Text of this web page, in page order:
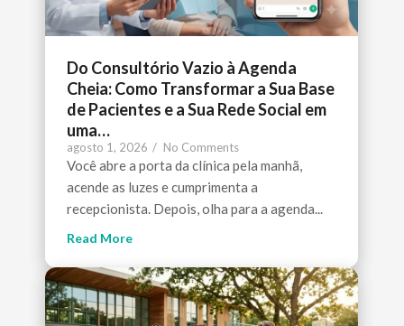
Do Consultório Vazio à Agenda
Cheia: Como Transformar a Sua Base
de Pacientes e a Sua Rede Social em
uma…
agosto 1, 2026 / No Comments
Você abre a porta da clínica pela manhã,
acende as luzes e cumprimenta a
recepcionista. Depois, olha para a agenda...
Read More